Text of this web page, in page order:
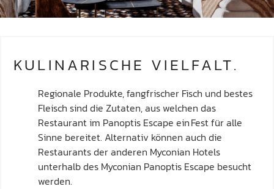
KULINARISCHE VIELFALT.
Regionale Produkte, fangfrischer Fisch und bestes
Fleisch sind die Zutaten, aus welchen das
Restaurant im Panoptis Escape ein Fest für alle
Sinne bereitet. Alternativ können auch die
Restaurants der anderen Myconian Hotels
unterhalb des Myconian Panoptis Escape besucht
werden.